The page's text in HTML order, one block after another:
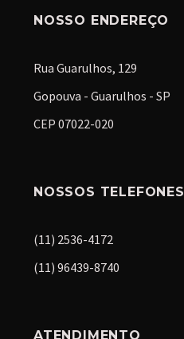
NOSSO ENDEREÇO
Rua Guarulhos, 129
Gopouva - Guarulhos - SP
CEP 07022-020
NOSSOS TELEFONES
(11) 2536-4172
(11) 96439-8740
ATENDIMENTO